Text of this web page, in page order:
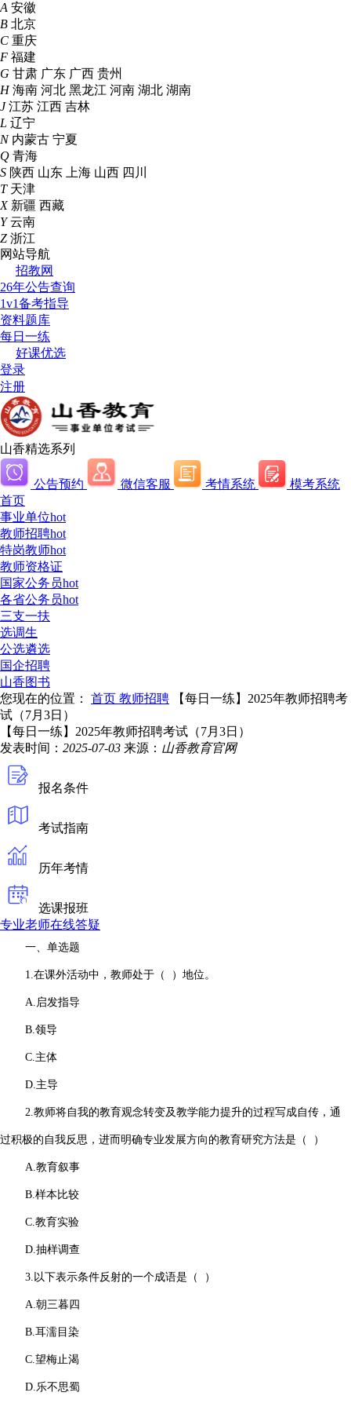
A 安徽
B 北京
C 重庆
F 福建
G 甘肃 广东 广西 贵州
H 海南 河北 黑龙江 河南 湖北 湖南
J 江苏 江西 吉林
L 辽宁
N 内蒙古 宁夏
Q 青海
S 陕西 山东 上海 山西 四川
T 天津
X 新疆 西藏
Y 云南
Z 浙江
网站导航
招教网
26年公告查询
1v1备考指导
资料题库
每日一练
好课优选
登录
注册
山香精选系列
公告预约 微信客服 考情系统
模考系统
首页
事业单位hot
教师招聘hot
特岗教师hot
教师资格证
国家公务员hot
各省公务员hot
三支一扶
选调生
公选遴选
国企招聘
山香图书
您现在的位置： 首页 教师招聘
【每日一练】2025年教师招聘考
试（7月3日）
【每日一练】2025年教师招聘考试（7月3日）
发表时间： 2025-07-03 来源： 山香教育官网
报名条件
考试指南
历年考情
选课报班
专业老师在线答疑
一、单选题
1.在课外活动中，教师处于（ ）地位。
A.启发指导
B.领导
C.主体
D.主导
2.教师将自我的教育观念转变及教学能力提升的过程写成自传，通
过积极的自我反思，进而明确专业发展方向的教育研究方法是（ ）
A.教育叙事
B.样本比较
C.教育实验
D.抽样调查
3.以下表示条件反射的一个成语是（ ）
A.朝三暮四
B.耳濡目染
C.望梅止渴
D.乐不思蜀